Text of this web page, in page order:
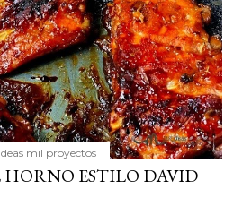
mil proyectos
ESTILO DAVID